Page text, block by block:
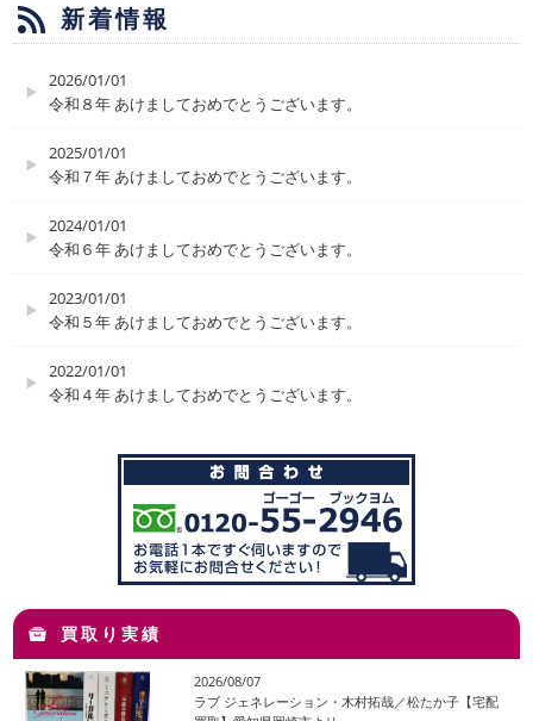
新着情報
2026/01/01
令和８年 あけましておめでとうございます。
2025/01/01
令和７年 あけましておめでとうございます。
2024/01/01
令和６年 あけましておめでとうございます。
2023/01/01
令和５年 あけましておめでとうございます。
2022/01/01
令和４年 あけましておめでとうございます。
買取り実績
2026/08/07
ラブ ジェネレーション・木村拓哉／松たか子【宅配